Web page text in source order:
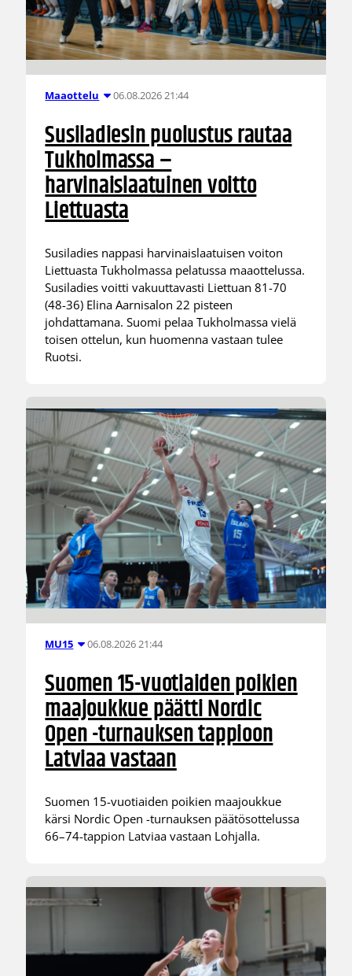
Maaottelu 06.08.2026 21:44
Susiladiesin puolustus rautaa
Tukholmassa –
harvinaislaatuinen voitto
Liettuasta
Susiladies nappasi harvinaislaatuisen voiton
Liettuasta Tukholmassa pelatussa maaottelussa.
Susiladies voitti vakuuttavasti Liettuan 81-70
(48-36) Elina Aarnisalon 22 pisteen
johdattamana. Suomi pelaa Tukholmassa vielä
toisen ottelun, kun huomenna vastaan tulee
Ruotsi.
MU15 06.08.2026 21:44
Suomen 15-vuotiaiden poikien
maajoukkue päätti Nordic
Open -turnauksen tappioon
Latviaa vastaan
Suomen 15-vuotiaiden poikien maajoukkue
kärsi Nordic Open -turnauksen päätösottelussa
66–74-tappion Latviaa vastaan Lohjalla.